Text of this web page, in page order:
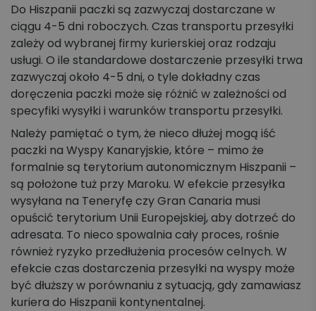
Do Hiszpanii paczki są zazwyczaj dostarczane w
ciągu 4-5 dni roboczych. Czas transportu przesyłki
zależy od wybranej firmy kurierskiej oraz rodzaju
usługi. O ile standardowe dostarczenie przesyłki trwa
zazwyczaj około 4-5 dni, o tyle dokładny czas
doręczenia paczki może się różnić w zależności od
specyfiki wysyłki i warunków transportu przesyłki.
Należy pamiętać o tym, że nieco dłużej mogą iść
paczki na Wyspy Kanaryjskie, które – mimo że
formalnie są terytorium autonomicznym Hiszpanii –
są położone tuż przy Maroku. W efekcie przesyłka
wysyłana na Teneryfę czy Gran Canaria musi
opuścić terytorium Unii Europejskiej, aby dotrzeć do
adresata. To nieco spowalnia cały proces, rośnie
również ryzyko przedłużenia procesów celnych. W
efekcie czas dostarczenia przesyłki na wyspy może
być dłuższy w porównaniu z sytuacją, gdy zamawiasz
kuriera do Hiszpanii kontynentalnej.